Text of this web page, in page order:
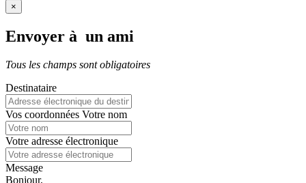
×
Envoyer à un ami
Tous les champs sont obligatoires
Destinataire
Vos coordonnées Votre nom
Votre adresse électronique
Message
Bonjour,